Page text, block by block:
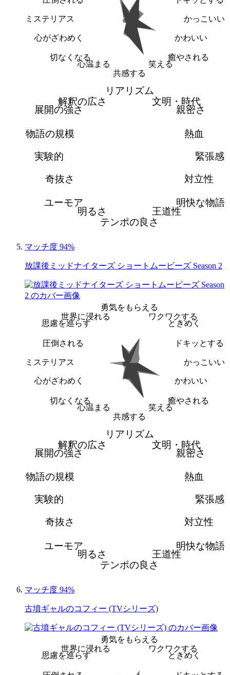
かっこいい
かわいい
癒やされる
笑える
共感する
心温まる
切なくなる
心がざわめく
ミステリアス
リアリズム
文明・時代
親密さ
熱血
緊張感
対立性
明快な物語
王道性
テンポの良さ
明るさ
ユーモア
奇抜さ
実験的
物語の規模
展開の強さ
解釈の広さ
マッチ度 94%
放課後ミッドナイターズ ショートムービーズ Season 2
勇気をもらえる
ワクワクする
ときめく
ドキッとする
かっこいい
かわいい
癒やされる
笑える
共感する
心温まる
切なくなる
心がざわめく
ミステリアス
圧倒される
思慮を巡らす
世界に浸れる
リアリズム
文明・時代
親密さ
熱血
緊張感
対立性
明快な物語
王道性
テンポの良さ
明るさ
ユーモア
奇抜さ
実験的
物語の規模
展開の強さ
解釈の広さ
マッチ度 94%
古墳ギャルのコフィー (TVシリーズ)
勇気をもらえる
ワクワクする
ときめく
思慮を巡らす
世界に浸れる